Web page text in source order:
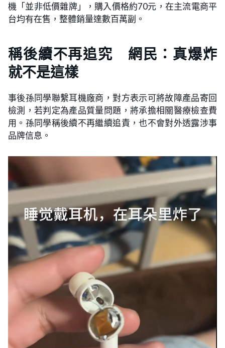
機「並非低價雜牌」，購入價格約70元，在主流電商平
台均有在售，整體銷量達數百萬副。
稱後續不再追究 網民：真爆炸
就不是這樣
事後孫同學聯繫耳機廠商，對方表示可將故障產品寄回
檢測，若判定為產品質量問題，將承擔相關醫療檢查費
用。孫同學稱後續不再繼續追責，也不會對外透露涉事
品牌信息。